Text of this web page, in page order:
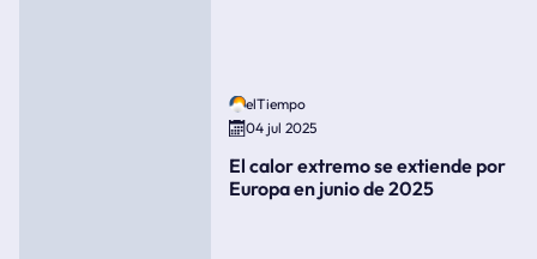
elTiempo
04 jul 2025
El calor extremo se extiende por
Europa en junio de 2025